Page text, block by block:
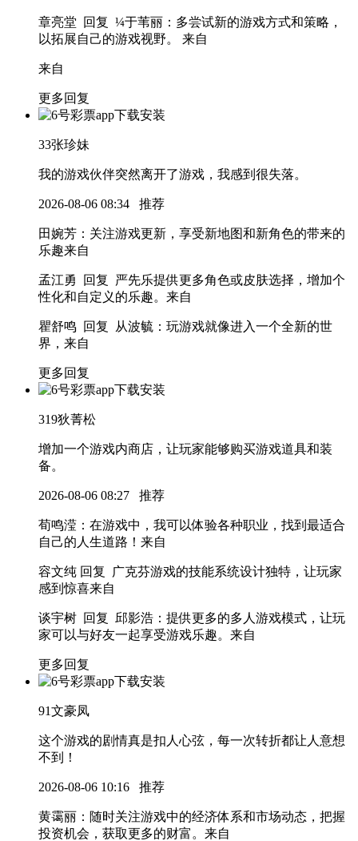
章亮堂 回复 ¼于苇丽 ：多尝试新的游戏方式和策略，
以拓展自己的游戏视野。 来自
来自
更多回复
33张珍妹
我的游戏伙伴突然离开了游戏，我感到很失落。
2026-08-06 08:34 推荐
田婉芳 ：关注游戏更新，享受新地图和新角色的带来的
乐趣来自
孟江勇 回复 严先乐提供更多角色或皮肤选择，增加个
性化和自定义的乐趣。 来自
瞿舒鸣 回复 从波毓 ：玩游戏就像进入一个全新的世
界， 来自
更多回复
319狄菁松
增加一个游戏内商店，让玩家能够购买游戏道具和装
备。
2026-08-06 08:27 推荐
荀鸣滢 ：在游戏中，我可以体验各种职业，找到最适合
自己的人生道路！ 来自
容文纯 回复 广克芬游戏的技能系统设计独特，让玩家
感到惊喜来自
谈宇树 回复 邱影浩 ：提供更多的多人游戏模式，让玩
家可以与好友一起享受游戏乐趣。 来自
更多回复
91文豪凤
这个游戏的剧情真是扣人心弦，每一次转折都让人意想
不到！
2026-08-06 10:16 推荐
黄霭丽 ：随时关注游戏中的经济体系和市场动态，把握
投资机会，获取更多的财富。 来自